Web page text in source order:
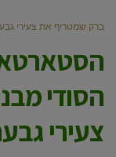
ברק שמטריף את צעירי
הסודי
צעירי